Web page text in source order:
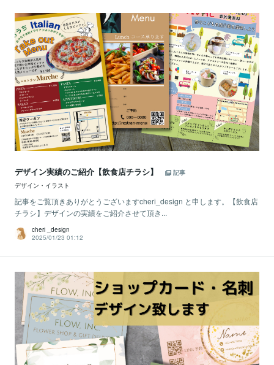
デザイン実績のご紹介【飲食店チラシ】
記事
デザイン・イラスト
記事をご覧頂きありがとうございますcheri_design と申します。【飲食店
チラシ】デザインの実績をご紹介させて頂き...
cheri _design
2025/01/23 01:12